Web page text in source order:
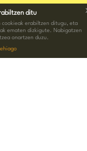
ditu
erabiltzen ditugu, eta
ematen dizkigute. Nabigatzen
onartzen duzu.